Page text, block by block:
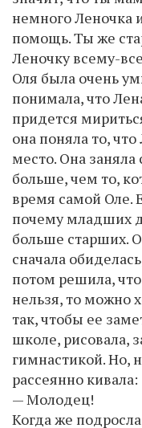
немного Леночка
помощь. Ты же
Леночку всему-
Оля была очень
понимала, что
придется
она поняла то,
место. Она заняла
больше, чем то,
время самой Оле.
почему младших
больше старших.
сначала
потом решила,
нельзя, то можно
так, чтобы ее
школе, рисовала,
гимнастикой. Но,
рассеянно кивала:
— Молодец!
Когда же